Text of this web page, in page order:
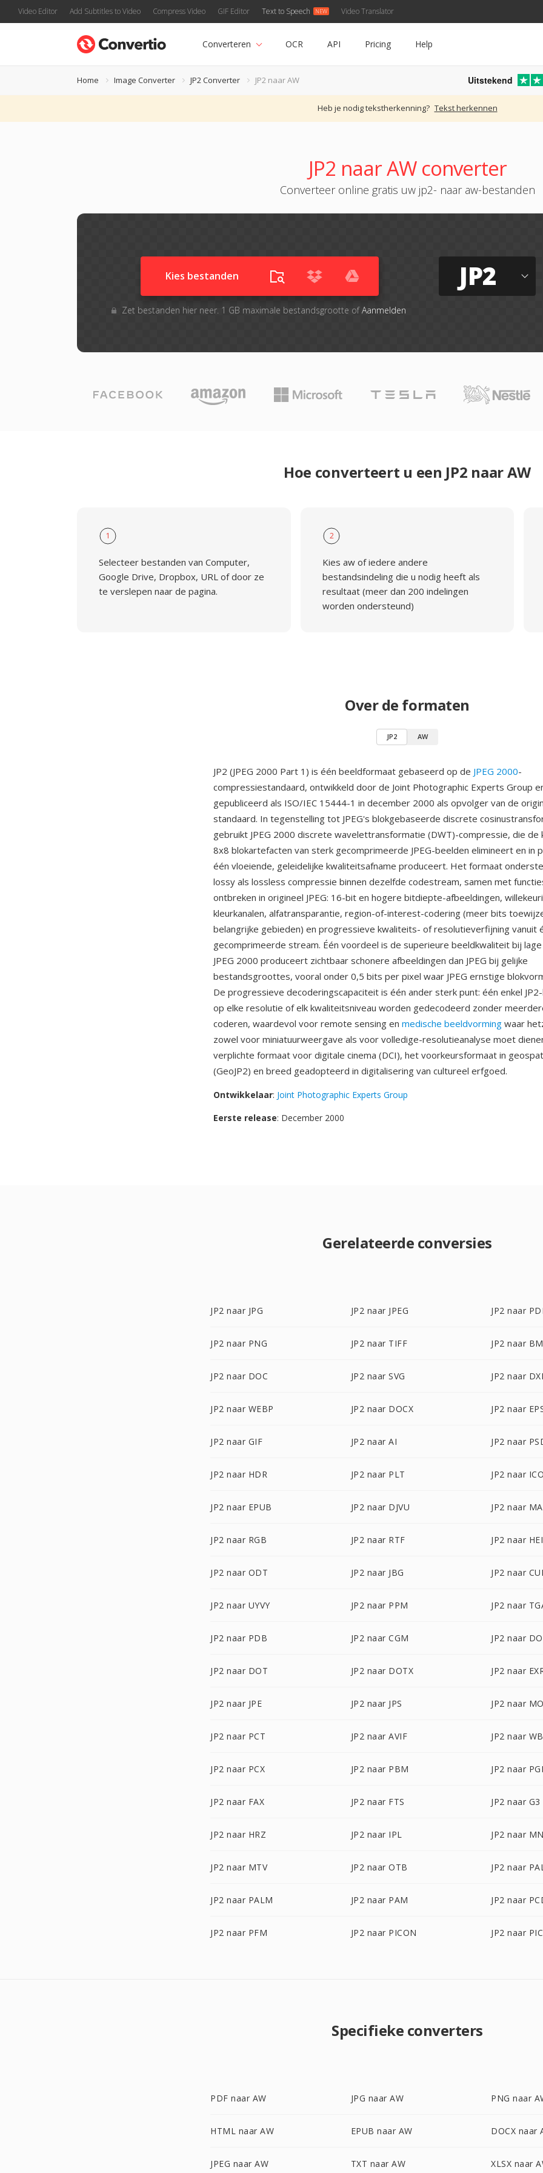
Video Editor Add Subtitles to Video Compress Video GIF Editor Text to Speech Video Translator
Converteren OCR API Pricing Help
Home Image Converter JP2 Converter JP2 naar AW Uitstekend
Heb je nodig tekstherkenning? Tekst herkennen
JP2 naar AW converter
Converteer online gratis uw jp2- naar aw-bestanden
Kies bestanden
Zet bestanden hier neer. 1 GB maximale bestandsgrootte ofAanmelden
JP2
Hoe converteert u een JP2 naar AW
1
Selecteer bestanden van Computer,
Google Drive, Dropbox, URL of door ze
te verslepen naar de pagina.
2
Kies aw of iedere andere
bestandsindeling die u nodig heeft als
resultaat (meer dan 200 indelingen
worden ondersteund)
Over de formaten
JP2 AW
JP2 (JPEG 2000 Part 1) is één beeldformaat gebaseerd op de JPEG 2000-
compressiestandaard, ontwikkeld door de Joint Photographic Experts Group
gepubliceerd als ISO/IEC 15444-1 in december 2000 als opvolger van de
standaard. In tegenstelling tot JPEG's blokgebaseerde discrete
gebruikt JPEG 2000 discrete wavelettransformatie (DWT)-compressie, die de
8x8 blokartefacten van sterk gecomprimeerde JPEG-beelden elimineert en in
één vloeiende, geleidelijke kwaliteitsafname produceert. Het formaat
lossy als lossless compressie binnen dezelfde codestream, samen met
ontbreken in origineel JPEG: 16-bit en hogere bitdiepte-afbeeldingen,
kleurkanalen, alfatransparantie, region-of-interest-codering (meer bits
belangrijke gebieden) en progressieve kwaliteits- of resolutieverfijning vanuit
gecomprimeerde stream. Één voordeel is de superieure beeldkwaliteit bij
JPEG 2000 produceert zichtbaar schonere afbeeldingen dan JPEG bij gelijke
bestandsgroottes, vooral onder 0,5 bits per pixel waar JPEG ernstige
De progressieve decoderingscapaciteit is één ander sterk punt: één enkel
op elke resolutie of elk kwaliteitsniveau worden gedecodeerd zonder
coderen, waardevol voor remote sensing en medische beeldvorming waar
zowel voor miniatuurweergave als voor volledige-resolutieanalyse moet
verplichte formaat voor digitale cinema (DCI), het voorkeursformaat in
(GeoJP2) en breed geadopteerd in digitalisering van cultureel erfgoed.
Ontwikkelaar: Joint Photographic Experts Group
Eerste release: December 2000
Gerelateerde conversies
JP2 naar JPG JP2 naar JPEG JP2 naar
JP2 naar PNG JP2 naar TIFF JP2 naar
JP2 naar DOC JP2 naar SVG JP2 naar
JP2 naar WEBP JP2 naar DOCX JP2 naar
JP2 naar GIF JP2 naar AI JP2 naar
JP2 naar HDR JP2 naar PLT JP2 naar
JP2 naar EPUB JP2 naar DJVU JP2 naar
JP2 naar RGB JP2 naar RTF JP2 naar
JP2 naar ODT JP2 naar JBG JP2 naar
JP2 naar UYVY JP2 naar PPM JP2 naar
JP2 naar PDB JP2 naar CGM JP2 naar
JP2 naar DOT JP2 naar DOTX JP2 naar
JP2 naar JPE JP2 naar JPS JP2 naar
JP2 naar PCT JP2 naar AVIF JP2 naar
JP2 naar PCX JP2 naar PBM JP2 naar
JP2 naar FAX JP2 naar FTS JP2 naar G3
JP2 naar HRZ JP2 naar IPL JP2 naar
JP2 naar MTV JP2 naar OTB JP2 naar
JP2 naar PALM JP2 naar PAM JP2 naar
JP2 naar PFM JP2 naar PICON JP2 naar
Specifieke converters
PDF naar AW JPG naar AW PNG naar
HTML naar AW EPUB naar AW DOCX naar
JPEG naar AW TXT naar AW XLSX naar